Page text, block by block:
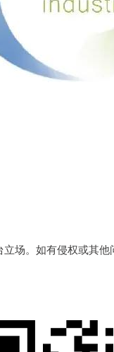
场。如有侵权或其他